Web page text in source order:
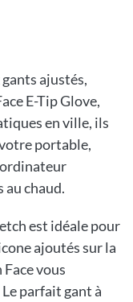
ajustés,
E-Tip Glove,
en ville, ils
portable,
chaud.
est idéale pour
ajoutés sur la
vous
parfait gant à